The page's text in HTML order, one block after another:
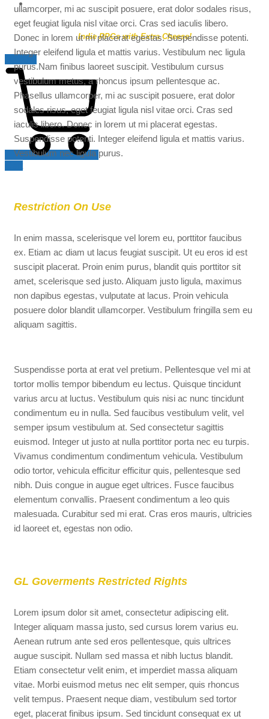
Indie RPGs with Extra Cheese!
0
ullamcorper, mi ac suscipit posuere, erat dolor sodales risus,
eget feugiat ligula nisl vitae orci. Cras sed iaculis libero.
Donec in lorem ut mi placerat egestas. Suspendisse potenti.
Integer eleifend ligula et mattis varius. Vestibulum nec ligula
purus.Nam finibus laoreet suscipit. Vestibulum cursus
vestibulum metus, a rhoncus ipsum pellentesque ac.
Phasellus ullamcorper, mi ac suscipit posuere, erat dolor
sodales risus, eget feugiat ligula nisl vitae orci. Cras sed
iaculis libero. Donec in lorem ut mi placerat egestas.
Suspendisse potenti. Integer eleifend ligula et mattis varius.
Vestibulum nec ligula purus.
Restriction On Use
In enim massa, scelerisque vel lorem eu, porttitor faucibus
ex. Etiam ac diam ut lacus feugiat suscipit. Ut eu eros id est
suscipit placerat. Proin enim purus, blandit quis porttitor sit
amet, scelerisque sed justo. Aliquam justo ligula, maximus
non dapibus egestas, vulputate at lacus. Proin vehicula
posuere dolor blandit ullamcorper. Vestibulum fringilla sem eu
aliquam sagittis.
Suspendisse porta at erat vel pretium. Pellentesque vel mi at
tortor mollis tempor bibendum eu lectus. Quisque tincidunt
varius arcu at luctus. Vestibulum quis nisi ac nunc tincidunt
condimentum eu in nulla. Sed faucibus vestibulum velit, vel
semper ipsum vestibulum at. Sed consectetur sagittis
euismod. Integer ut justo at nulla porttitor porta nec eu turpis.
Vivamus condimentum condimentum vehicula. Vestibulum
odio tortor, vehicula efficitur efficitur quis, pellentesque sed
nibh. Duis congue in augue eget ultrices. Fusce faucibus
elementum convallis. Praesent condimentum a leo quis
malesuada. Curabitur sed mi erat. Cras eros mauris, ultricies
id laoreet et, egestas non odio.
GL Goverments Restricted Rights
Lorem ipsum dolor sit amet, consectetur adipiscing elit.
Integer aliquam massa justo, sed cursus lorem varius eu.
Aenean rutrum ante sed eros pellentesque, quis ultrices
augue suscipit. Nullam sed massa et nibh luctus blandit.
Etiam consectetur velit enim, et imperdiet massa aliquam
vitae. Morbi euismod metus nec elit semper, quis rhoncus
velit tempus. Praesent neque diam, vestibulum sed tortor
eget, placerat finibus ipsum. Sed tincidunt consequat ex ut